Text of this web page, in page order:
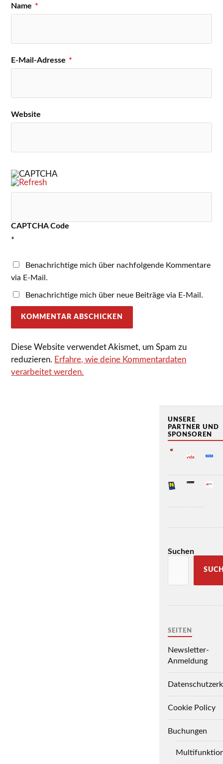
Name *
E-Mail-Adresse *
Website
CAPTCHA Code
*
Benachrichtige mich über nachfolgende Kommentare
via E-Mail.
Benachrichtige mich über neue Beiträge via E-Mail.
Diese Website verwendet Akismet, um Spam zu
reduzieren. Erfahre, wie deine Kommentardaten
verarbeitet werden.
UNSERE
PARTNER UND
SPONSOREN
Suchen
SEITEN
Newsletter-
Anmeldung
Cookie Policy
Buchungen